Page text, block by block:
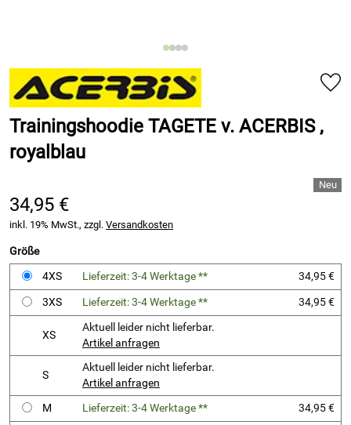
Trainingshoodie TAGETE v. ACERBIS ,
royalblau
34,95 €
inkl. 19% MwSt., zzgl. Versandkosten
Größe
4XS
Lieferzeit: 3-4 Werktage **
34,95 €
3XS
Lieferzeit: 3-4 Werktage ** 34,95 €
XS
Aktuell leider nicht lieferbar.
Artikel anfragen
S
Aktuell leider nicht lieferbar.
Artikel anfragen
M
Lieferzeit: 3-4 Werktage **
34,95 €